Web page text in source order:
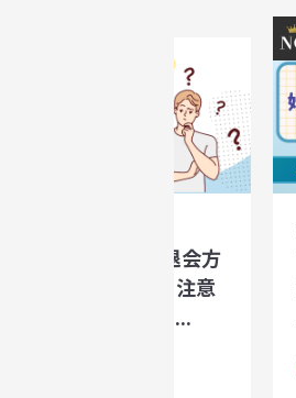
ァイ（zwei）の退会方
中途退会の流れ・注意
、退会後に後悔し...